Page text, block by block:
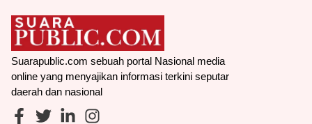
Suarapublic.com sebuah portal Nasional media
online yang menyajikan informasi terkini seputar
daerah dan nasional